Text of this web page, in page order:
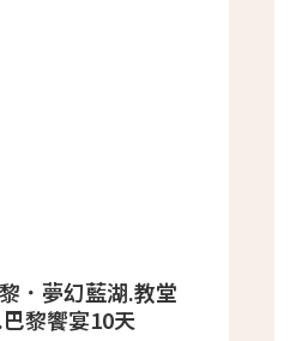
．夢幻藍湖.教堂
黎饗宴10天